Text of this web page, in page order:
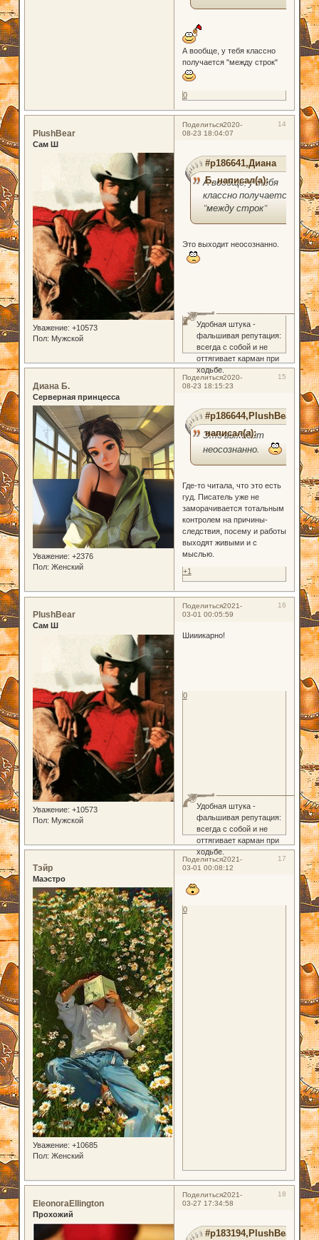
А вообще, у тебя классно
получается "между строк"
0
Поделиться 14
2020-
08-23 18:04:07
PlushBear
Сам Ш
Уважение: +10573
Пол: Мужской
#p186641,Диана
Б. написал(а):
А вообще, у тебя
классно получается
"между строк"
Это выходит неосознанно.
Удобная штука -
фальшивая репутация:
всегда с собой и не
оттягивает карман при
ходьбе.
0
Поделиться 15
2020-
08-23 18:15:23
Диана Б.
Серверная принцесса
Уважение: +2376
Пол: Женский
#p186644,PlushBear
написал(а):
Это выходит
неосознанно.
Где-то читала, что это есть
гуд. Писатель уже не
заморачивается тотальным
контролем на причины-
следствия, посему и работы
выходят живыми и с
мыслью.
+1
Поделиться 16
2021-
03-01 00:05:59
PlushBear
Сам Ш
Уважение: +10573
Пол: Мужской
Шииикарно!
Удобная штука -
фальшивая репутация:
всегда с собой и не
оттягивает карман при
ходьбе.
0
Поделиться 17
2021-
03-01 00:08:12
Тэйр
Маэстро
Уважение: +10685
Пол: Женский
0
Поделиться 18
2021-
03-27 17:34:58
EleonoraEllington
Прохожий
#p183194,PlushBear